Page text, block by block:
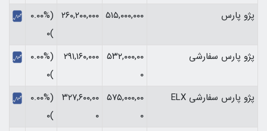
پژو پارس
۵۱۵,۰۰۰,۰۰۰ ۲۶۰,۲۰۰,۰۰۰
(۰.۰۰%
)۰
پژو پارس سفارشی
۵۳۲,۰۰۰,۰۰
۰
۲۹۱,۱۶۰,۰۰۰
(۰.۰۰%
)۰
پژو پارس سفارشی ELX
۵۷۵,۰۰۰,۰۰
۰
۳۲۷,۶۰۰,۰۰
۰
(۰.۰۰%
)۰